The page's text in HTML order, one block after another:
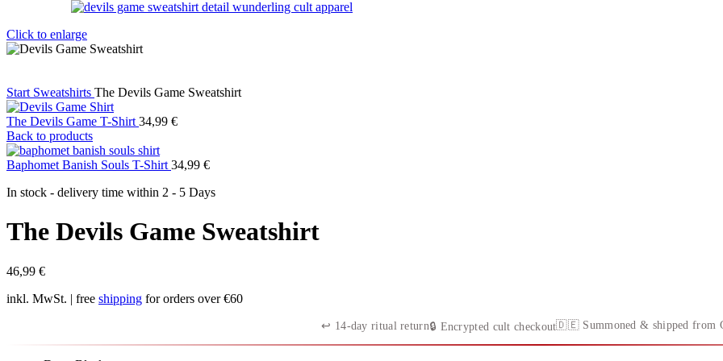
Click to enlarge
Start Sweatshirts The Devils Game Sweatshirt
The Devils Game T-Shirt 34,99 €
Back to products
Baphomet Banish Souls T-Shirt 34,99 €
In stock - delivery time within 2 - 5 Days
The Devils Game Sweatshirt
46,99 €
inkl. MwSt. | free shipping for orders over €60
↩︎ 14-day ritual return🔒 Encrypted cult checkout🇩🇪 Summoned & shipped from